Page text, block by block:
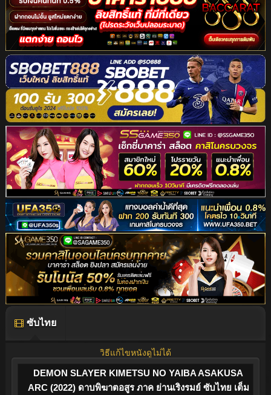
ซับไทย
วิธีแก้ไขหนังดูไม่ได้
DEMON SLAYER KIMETSU NO YAIBA ASAKUSA
ARC (2022) ดาบพิฆาตอสูร ภาค ย่านเริงรมย์ ซับไทย เต็ม